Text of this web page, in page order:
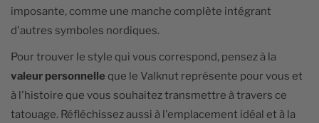
imposante, comme une manche complète intégrant
d'autres symboles nordiques.
Pour trouver le style qui vous correspond, pensez à la
valeur personnelle que le Valknut représente pour vous et
à l'histoire que vous souhaitez transmettre à travers ce
tatouage. Réfléchissez aussi à l'emplacement idéal et à la